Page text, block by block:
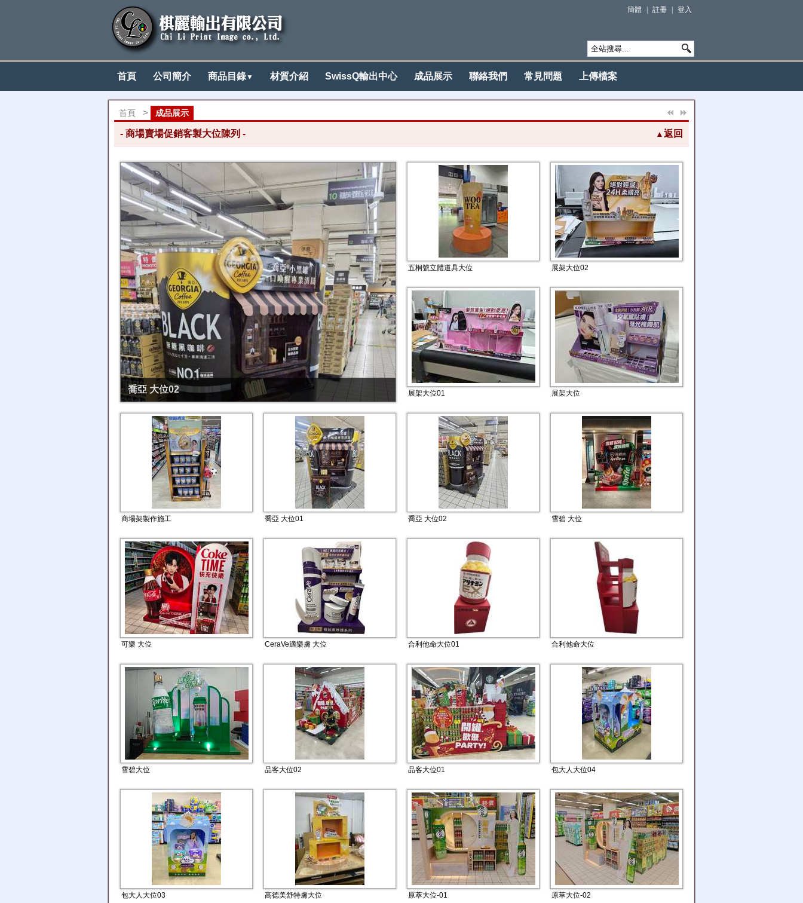
簡體 註冊 登入
首頁 公司簡介 商品目錄▼ 材質介紹 SwissQ輸出中心 成品展示 聯絡我們 常見問題 上傳檔案
首頁 > 成品展示
- 商場賣場促銷客製大位陳列 - ▲返回
喬亞 大位02
喬亞 大位02
五桐號立體道具大位 展架大位02
展架大位01 展架大位
商場架製作施工 喬亞 大位01 喬亞 大位02 雪碧 大位
可樂 大位 CeraVe適樂膚 大位 合利他命大位01 合利他命大位
雪碧大位 品客大位02 品客大位01 包大人大位04
包大人大位03 高德美舒特膚大位 原萃大位-01 原萃大位-02